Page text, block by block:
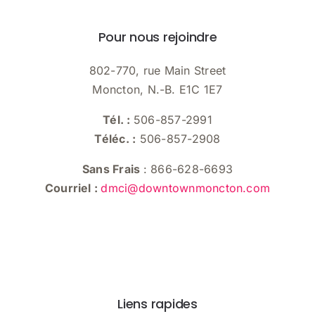
Pour nous rejoindre
802-770, rue Main Street
Moncton, N.-B. E1C 1E7
Tél. : 506-857-2991
Téléc. : 506-857-2908
Sans Frais : 866-628-6693
Courriel :dmci@downtownmoncton.com
Liens rapides